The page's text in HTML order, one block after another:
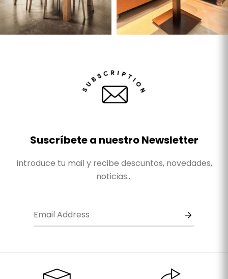
Suscríbete a nuestro Newsletter
Introduce tu mail y recibe descuntos, novedades,
noticias...